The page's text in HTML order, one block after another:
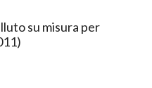
su misura per